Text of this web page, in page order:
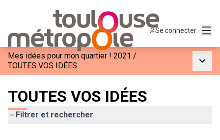
Se connecter
Mes idées pour mon quartier ! 2021 /
TOUTES VOS IDÉES
TOUTES VOS IDÉES
Filtrer et rechercher